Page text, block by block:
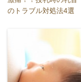
のトラブル対処法4選